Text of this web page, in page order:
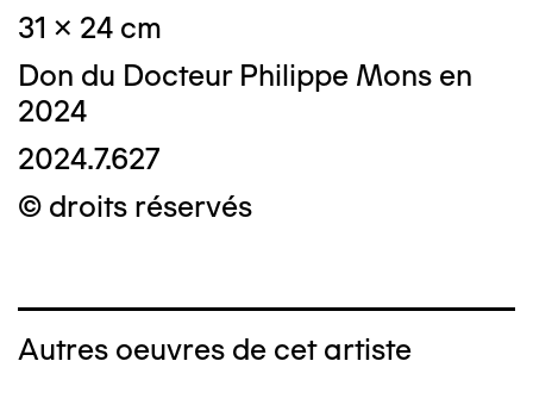
31 x 24 cm
Don du Docteur Philippe Mons en
2024
2024.7.627
© droits réservés
Autres oeuvres de cet artiste